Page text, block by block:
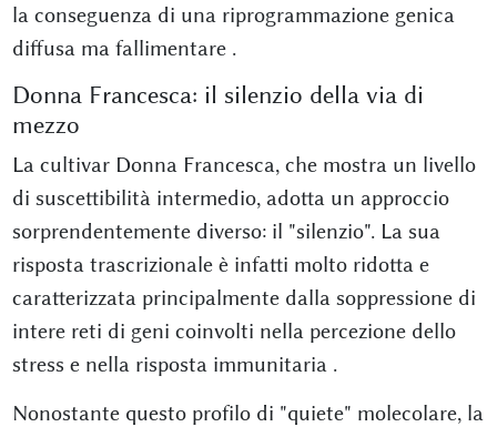
la conseguenza di una riprogrammazione genica
diffusa ma fallimentare .
Donna Francesca: il silenzio della via di
mezzo
La cultivar Donna Francesca, che mostra un livello
di suscettibilità intermedio, adotta un approccio
sorprendentemente diverso: il "silenzio". La sua
risposta trascrizionale è infatti molto ridotta e
caratterizzata principalmente dalla soppressione di
intere reti di geni coinvolti nella percezione dello
stress e nella risposta immunitaria .
Nonostante questo profilo di "quiete" molecolare, la